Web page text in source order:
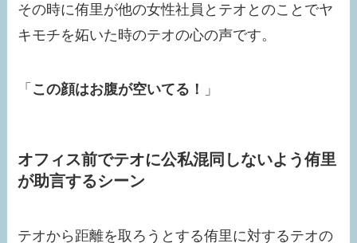
その時に侑里が他の女性社員とテオとのことでヤ
キモチを妬いた時のテオの心の声です。
「 この顔はお腹が空いてる！ 」
オフィス前でテオに公私混同しないよう侑里
が助言するシーン
テオから距離を取ろうとする侑里に対するテオの